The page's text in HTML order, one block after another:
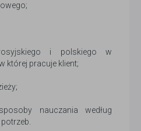
i polskiego w
której pracuje klient;
nauczania według